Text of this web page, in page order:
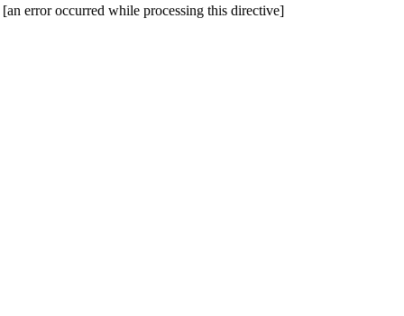
[an error occurred while processing this directive]